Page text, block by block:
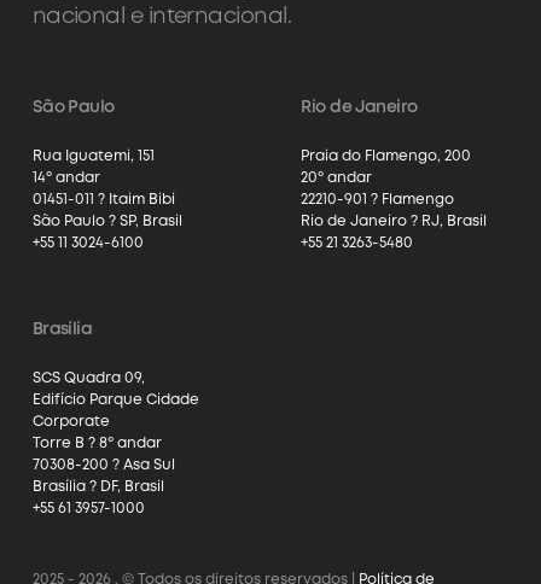
nacional e internacional.
São Paulo
Rua Iguatemi, 151
14º andar
01451-011 ? Itaim Bibi
São Paulo ? SP, Brasil
+55 11 3024-6100
Rio de Janeiro
Praia do Flamengo, 200
20º andar
22210-901 ? Flamengo
Rio de Janeiro ? RJ, Brasil
+55 21 3263-5480
Brasília
SCS Quadra 09,
Edifício Parque Cidade
Corporate
Torre B ? 8º andar
70308-200 ? Asa Sul
Brasília ? DF, Brasil
+55 61 3957-1000
2025 - 2026 . © Todos os direitos reservados | Política de